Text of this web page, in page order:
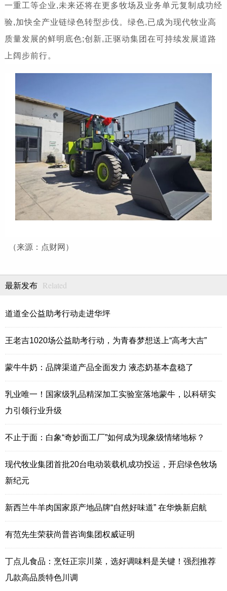
一重工等企业,未来还将在更多牧场及业务单元复制成功经
验,加快全产业链绿色转型步伐。绿色,已成为现代牧业高
质量发展的鲜明底色;创新,正驱动集团在可持续发展道路
上阔步前行。
（来源：点财网）
最新发布 Related
道道全公益助考行动走进华坪
王老吉1020场公益助考行动，为青春梦想送上“高考大吉”
蒙牛牛奶：品牌渠道产品全面发力 液态奶基本盘稳了
乳业唯一！国家级乳品精深加工实验室落地蒙牛，以科研实
力引领行业升级
不止于面：白象“奇妙面工厂”如何成为现象级情绪地标？
现代牧业集团首批20台电动装载机成功投运，开启绿色牧场
新纪元
新西兰牛羊肉国家原产地品牌“自然好味道” 在华焕新启航
有范先生荣获尚普咨询集团权威证明
丁点儿食品：烹饪正宗川菜，选好调味料是关键！强烈推荐
几款高品质特色川调